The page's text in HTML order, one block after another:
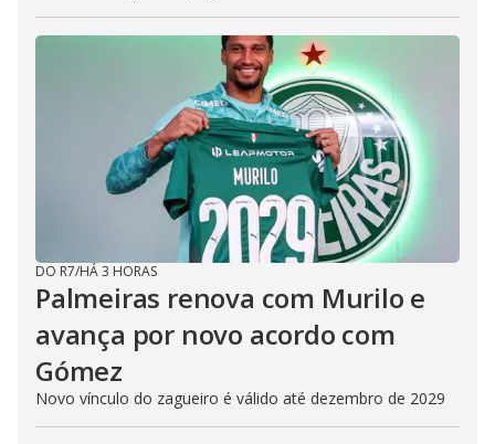
DO R7/HÁ 3 HORAS
Palmeiras renova com Murilo e
avança por novo acordo com
Gómez
Novo vínculo do zagueiro é válido até dezembro de 2029